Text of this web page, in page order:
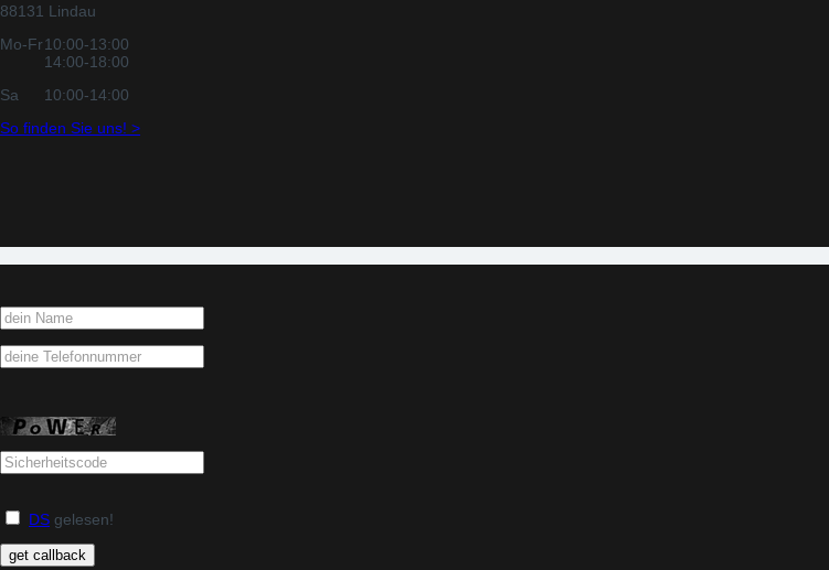
88131 Lindau
Mo-Fr10:00-13:00
14:00-18:00
Sa
10:00-14:00
So finden Sie uns! >
DS gelesen!
get callback